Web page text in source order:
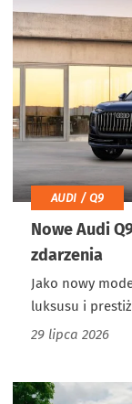
AUDI / Q9
Nowe Audi
zdarzenia
Jako nowy
luksusu i
29 lipca 2026